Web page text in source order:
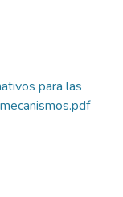
para las